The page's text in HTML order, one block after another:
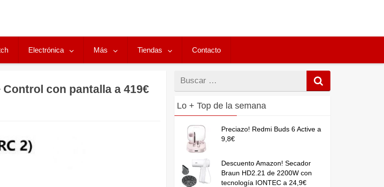
Electrónica Más Tiendas Contacto
Control con pantalla a 419€
Buscar
por
Lo + Top de la semana
Preciazo! Redmi Buds 6 Active a
9,8€
Descuento Amazon! Secador
Braun HD2.21 de 2200W con
tecnología IONTEC a 24,9€